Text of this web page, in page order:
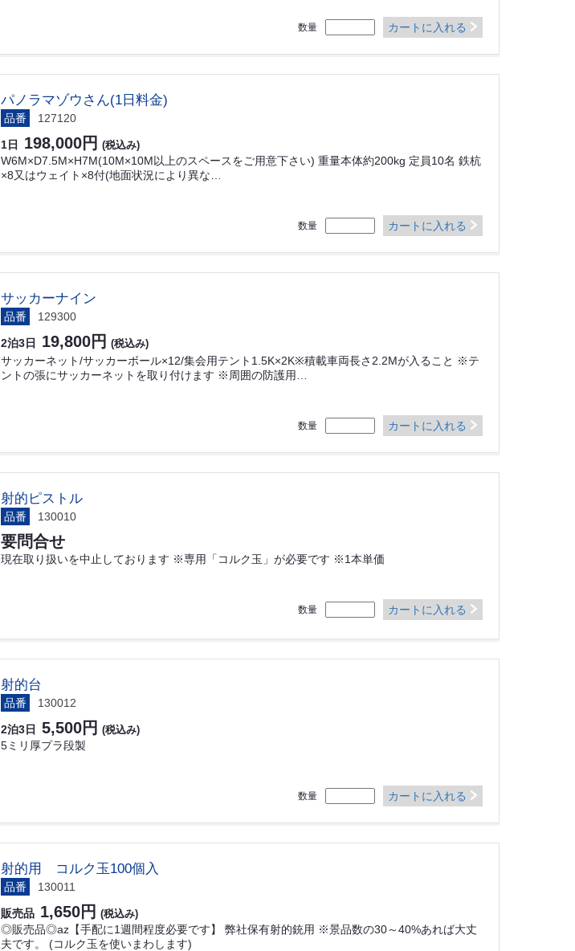
数量 カートに入れる
パノラマゾウさん(1日料金)
品番 127120
1日 198,000円 (税込み)
W6M×D7.5M×H7M(10M×10M以上のスペースをご用意下さい) 重量本体約200kg 定員10名 鉄杭
×8又はウェイト×8付(地面状況により異な…
数量 カートに入れる
サッカーナイン
品番 129300
2泊3日 19,800円 (税込み)
サッカーネット/サッカーボール×12/集会用テント1.5K×2K※積載車両長さ2.2Mが入ること ※テ
ントの張にサッカーネットを取り付けます ※周囲の防護用…
数量 カートに入れる
射的ピストル
品番 130010
要問合せ
現在取り扱いを中止しております ※専用「コルク玉」が必要です ※1本単価
数量 カートに入れる
射的台
品番 130012
2泊3日 5,500円 (税込み)
5ミリ厚プラ段製
数量 カートに入れる
射的用 コルク玉100個入
品番 130011
販売品 1,650円 (税込み)
◎販売品◎az【手配に1週間程度必要です】 弊社保有射的銃用 ※景品数の30～40%あれば大丈
夫です。 (コルク玉を使いまわします)